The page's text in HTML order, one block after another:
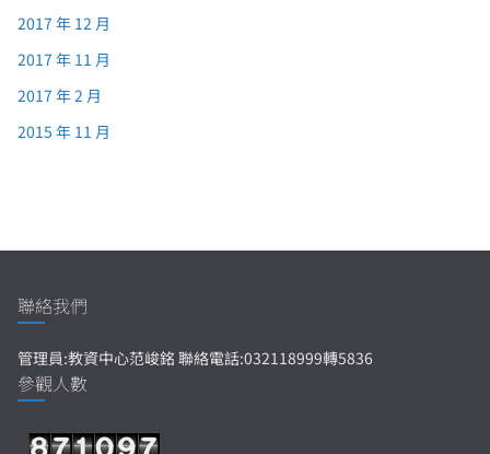
2017 年 12 月
2017 年 11 月
2017 年 2 月
2015 年 11 月
聯絡我們
管理員:教資中心范峻銘 聯絡電話:032118999轉5836
參觀人數